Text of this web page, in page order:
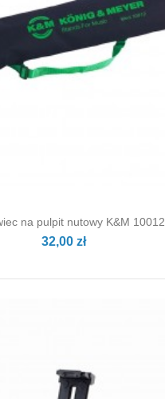
na pulpit nutowy K&M 10012
32,00 zł